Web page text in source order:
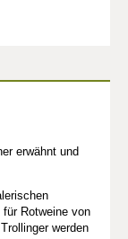
erwähnt und
Rotweine von
werden